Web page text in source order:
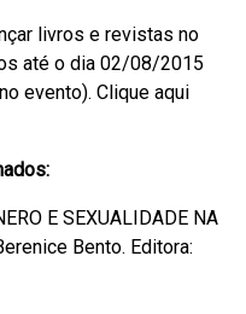
livros e revistas no
até o dia 02/08/2015
evento). Clique aqui
E SEXUALIDADE NA
Bento. Editora: